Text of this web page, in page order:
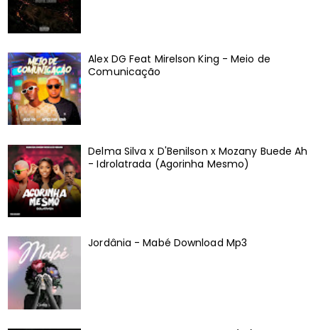
Alex DG Feat Mirelson King - Meio de
Comunicação
Delma Silva x D'Benilson x Mozany Buede Ah
- Idrolatrada (Agorinha Mesmo)
Jordânia - Mabé Download Mp3